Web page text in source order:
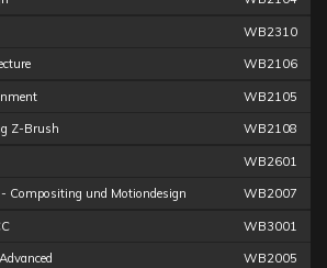
WB2310
WB2106
WB2105
Z-Brush WB2108
WB2601
Compositing und Motiondesign WB2007
WB3001
WB2005